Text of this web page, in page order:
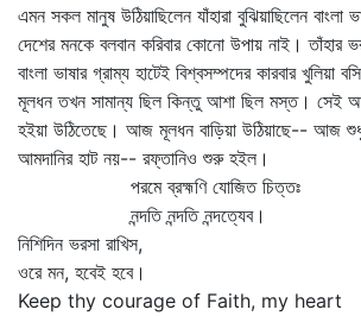
এমন সকল মানুষ উঠিয়াছিলেন যাঁহারা বুঝিয়াছিলেন বাংলা
দেশের মনকে বলবান করিবার কোনো উপায় নাই। তাঁহার
বাংলা ভাষার গ্রাম্য হাটেই বিশ্বসম্পদের কারবার খুলিয়া
মূলধন তখন সামান্য ছিল কিন্তু আশা ছিল মস্ত। সেই
হইয়া উঠিতেছে। আজ মূলধন বাড়িয়া উঠিয়াছে-- আজ
আমদানির হাট নয়-- রফ্‌তানিও শুরু হইল।
পরমে ব্রহ্মণি যোজিত চিত্তঃ
নন্দতি নন্দতি নন্দত্যেব।
নিশিদিন ভরসা রাখিস,
ওরে মন, হবেই হবে।
Keep thy courage of Faith, my heart